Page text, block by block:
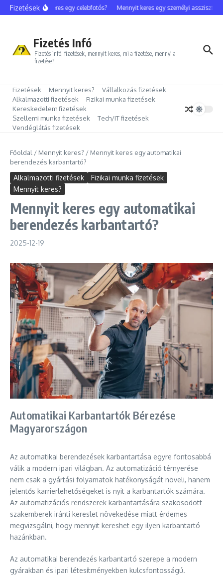
Ugrás a tartalomhoz
Fizetések
Mennyit keres egy celebfotós? Mennyit keres egy személyi asszisztens?
Fizetés Infó
Fizetés infó, fizetések, mennyit keres, mi a fizetése, mennyi a
fizetése?
Fizetések Mennyit keres?
Vállalkozás fizetések
Alkalmazotti fizetések
Fizikai munka fizetések
Kereskedelem fizetések
Szellemi munka fizetések
Tech/IT fizetések
Vendéglátás fizetések
Főoldal / Mennyit keres? / Mennyit keres egy automatikai
berendezés karbantartó?
Alkalmazotti fizetések
Fizikai munka fizetések
Mennyit keres?
Mennyit keres egy automatikai
berendezés karbantartó?
2025-12-19
Automatikai Karbantartók Bérezése
Magyarországon
Az automatikai berendezések karbantartása egyre fontosabbá
válik a modern ipari világban. Az automatizáció térnyerése
nem csak a gyártási folyamatok hatékonyságát növeli, hanem
jelentős karrierlehetőségeket is nyit a karbantartók számára.
Az automatizációs rendszerek karbantartására szakosodott
szakemberek iránti kereslet növekedése miatt érdemes
megvizsgálni, hogy mennyit kereshet egy ilyen karbantartó
hazánkban.
Az automatikai berendezés karbantartó szerepe a modern
gyárakban és ipari létesítményekben kulcsfontosságú.